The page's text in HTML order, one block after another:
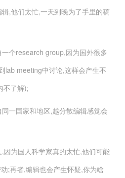
,他们太忙,一天到晚为了手里的稿
个research group,因为国外很多
lab meeting中讨论,这样会产生不
不了解);
一国家和地区,越分散编辑感觉会
因为国人科学家真的太忙,他们可能
;再者,编辑也会产生怀疑,你为啥